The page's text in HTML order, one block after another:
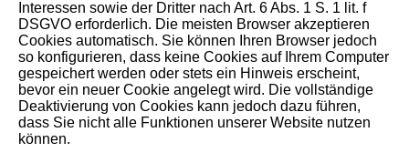
Interessen sowie der Dritter nach Art. 6 Abs. 1 S. 1 lit. f
DSGVO erforderlich. Die meisten Browser akzeptieren
Cookies automatisch. Sie können Ihren Browser jedoch
so konfigurieren, dass keine Cookies auf Ihrem Computer
gespeichert werden oder stets ein Hinweis erscheint,
bevor ein neuer Cookie angelegt wird. Die vollständige
Deaktivierung von Cookies kann jedoch dazu führen,
dass Sie nicht alle Funktionen unserer Website nutzen
können.